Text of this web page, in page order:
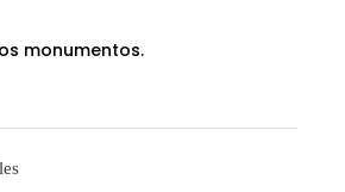
monumentos.